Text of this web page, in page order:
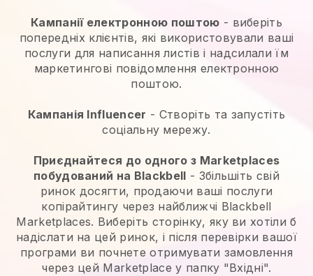
Кампанії електронною поштою - виберіть
попередніх клієнтів, які використовували ваші
послуги для написання листів і надсилали їм
маркетингові повідомлення електронною
поштою.
Кампанія Influencer - Створіть та запустіть
соціальну мережу.
Приєднайтеся до одного з Marketplaces
побудований на Blackbell - Збільшіть свій
ринок досягти, продаючи ваші послуги
копірайтингу через найближчі Blackbell
Marketplaces. Виберіть сторінку, яку ви хотіли б
надіслати на цей ринок, і після перевірки вашої
програми ви почнете отримувати замовлення
через цей Marketplace у папку "Вхідні".